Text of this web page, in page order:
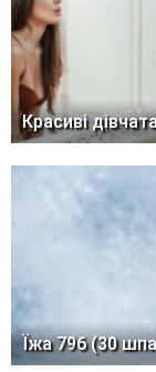
Красиві
Їжа 796 (30